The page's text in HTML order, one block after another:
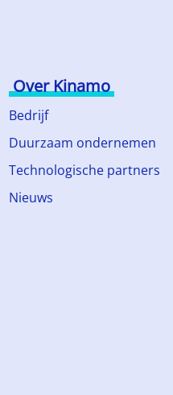
Over Kinamo
Bedrijf
Duurzaam ondernemen
Technologische partners
Nieuws